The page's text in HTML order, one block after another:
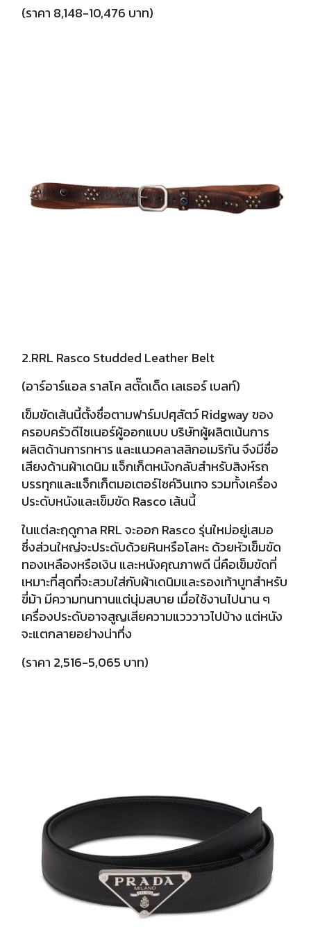
(ราคา 8,148-10,476 บาท)
2.RRL Rasco Studded Leather Belt
(อาร์อาร์แอล ราสโค สตั๊ดเด็ด เลเธอร์ เบลท์)
เข็มขัดเส้นนี้ตั้งชื่อตามฟาร์มปศุสัตว์ Ridgway ของ
ครอบครัวดีไซเนอร์ผู้ออกแบบ บริษัทผู้ผลิตเน้นการ
ผลิตด้านการทหาร และแนวคลาสสิกอเมริกัน จึงมีชื่อ
เสียงด้านผ้าเดนิม แจ็กเก็ตหนังกลับสำหรับสิงห์รถ
บรรทุกและแจ็กเก็ตมอเตอร์ไซค์วินเทจ รวมทั้งเครื่อง
ประดับหนังและเข็มขัด Rasco เส้นนี้
ในแต่ละฤดูกาล RRL จะออก Rasco รุ่นใหม่อยู่เสมอ
ซึ่งส่วนใหญ่จะประดับด้วยหินหรือโลหะ ด้วยหัวเข็มขัด
ทองเหลืองหรือเงิน และหนังคุณภาพดี นี่คือเข็มขัดที่
เหมาะที่สุดที่จะสวมใส่กับผ้าเดนิมและรองเท้าบูทสำหรับ
ขี่ม้า มีความทนทานแต่นุ่มสบาย เมื่อใช้งานไปนาน ๆ
เครื่องประดับอาจสูญเสียความแวววาวไปบ้าง แต่หนัง
จะแตกลายอย่างน่าทึ่ง
(ราคา 2,516-5,065 บาท)